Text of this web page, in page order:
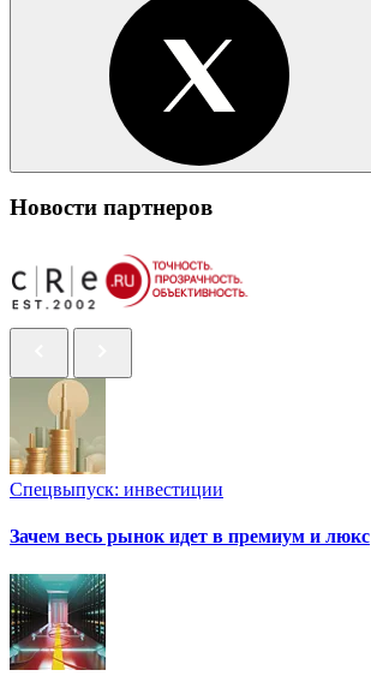
Новости партнеров
Спецвыпуск: инвестиции
Зачем весь рынок идет в премиум и люкс